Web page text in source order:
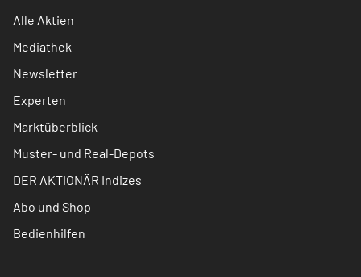
Alle Aktien
Mediathek
Newsletter
Experten
Marktüberblick
Muster- und Real-Depots
DER AKTIONÄR Indizes
Abo und Shop
Bedienhilfen